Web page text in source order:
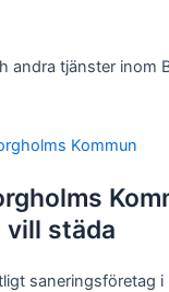
andra tjänster inom
Kommun
städa
saneringsföretag i